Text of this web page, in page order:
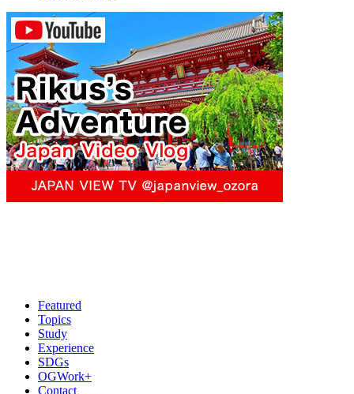
Featured
Topics
Study
Experience
SDGs
OGWork+
Contact